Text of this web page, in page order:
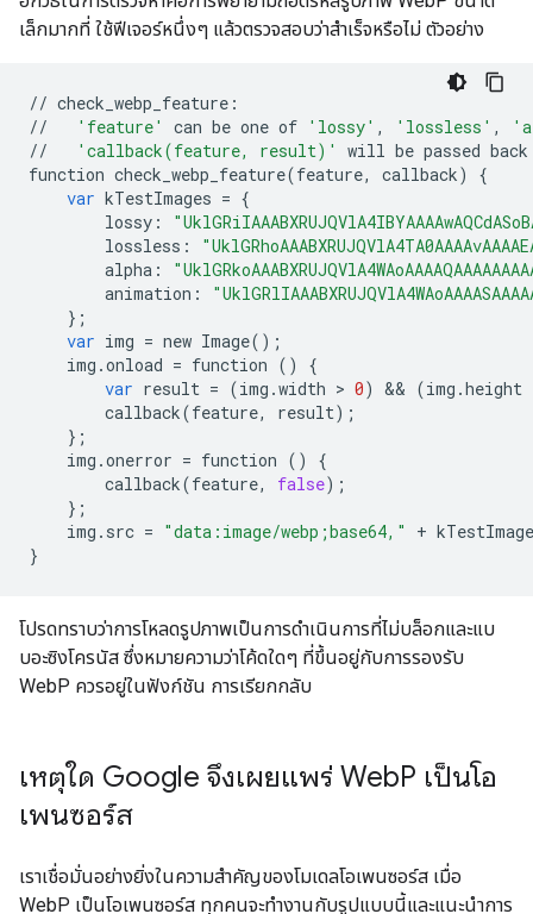
เล็กมากที่ ใช้ฟีเจอร์หนึ่งๆ แล้วตรวจสอบว่าสำเร็จหรือไม่ ตัวอย่าง
// check_webp_feature :
//
'feature' can be one of 'lossy' , 'lossless' ,
//
'callback(feature, result)' will be passed back
function check_webp_feature(feature, callback)
{
var kTestImages = {
lossy :
lossless :
alpha :
animation :
};
var img = new Image();
img .onload = function ()
{
var result = (img .width > 0) && (img .height
callback(feature, result);
};
img .onerror = function ()
{
callback(feature, false);
};
img . src = "data:image/webp;base64," +
}
โปรดทราบว่าการโหลดรูปภาพเป็นการดำเนินการที่ไม่บล็อกและแบ
บอะซิงโครนัส ซึ่งหมายความว่าโค้ดใดๆ ที่ขึ้นอยู่กับการรองรับ
WebP ควรอยู่ในฟังก์ชัน การเรียกกลับ
เหตุใด Google จึงเผยแพร่ WebP เป็นโอ
เพนซอร์ส
เราเชื่อมั่นอย่างยิ่งในความสำคัญของโมเดลโอเพนซอร์ส เมื่อ
WebP เป็นโอเพนซอร์ส ทุกคนจะทำงานกับรูปแบบนี้และแนะนำการ